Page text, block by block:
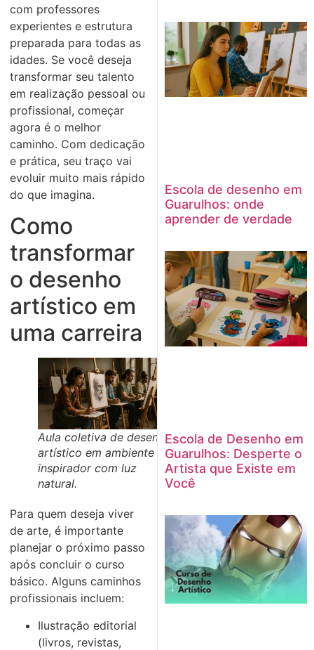
com professores
experientes e estrutura
preparada para todas as
idades. Se você deseja
transformar seu talento
em realização pessoal ou
profissional, começar
agora é o melhor
caminho. Com dedicação
e prática, seu traço vai
evoluir muito mais rápido
do que imagina.
Como
transformar
o desenho
artístico em
uma carreira
Aula coletiva de desenho
artístico em ambiente
inspirador com luz
natural.
Para quem deseja viver
de arte, é importante
planejar o próximo passo
após concluir o curso
básico. Alguns caminhos
profissionais incluem:
Ilustração editorial
(livros, revistas,
Escola de desenho em
Guarulhos: onde
aprender de verdade
Escola de Desenho em
Guarulhos: Desperte o
Artista que Existe em
Você